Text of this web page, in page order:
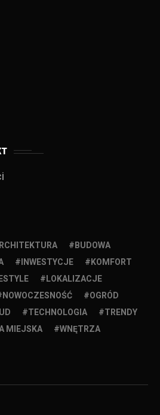
BUDOWA
INWESTYCJE
KOMFORT
LOKALIZACJE
NOWOCZESNOŚĆ
OGRÓD
TECHNOLOGIA
TRENDY
MIEJSKA WNĘTRZA